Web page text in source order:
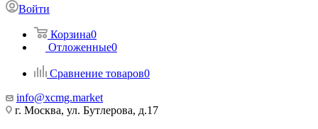
Войти
Корзина0
Отложенные0
Сравнение товаров0
info@xcmg.market
г. Москва, ул. Бутлерова, д.17